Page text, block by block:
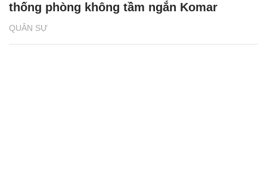
QUÂN SỰ
thống phòng không tầm ngắn Komar